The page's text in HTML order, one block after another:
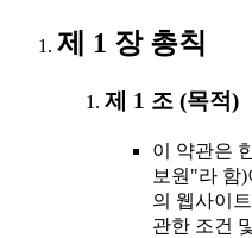
제 1 장 총칙
제 1 조 (목적)
이 약관은
보원"라 함
의 웹사이
관한 조건